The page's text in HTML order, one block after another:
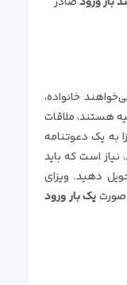
خانواده،
هستند، ملاقات
به یک دعوتنامه
است که باید
دهید. ویزای
صورتیک بار ورود